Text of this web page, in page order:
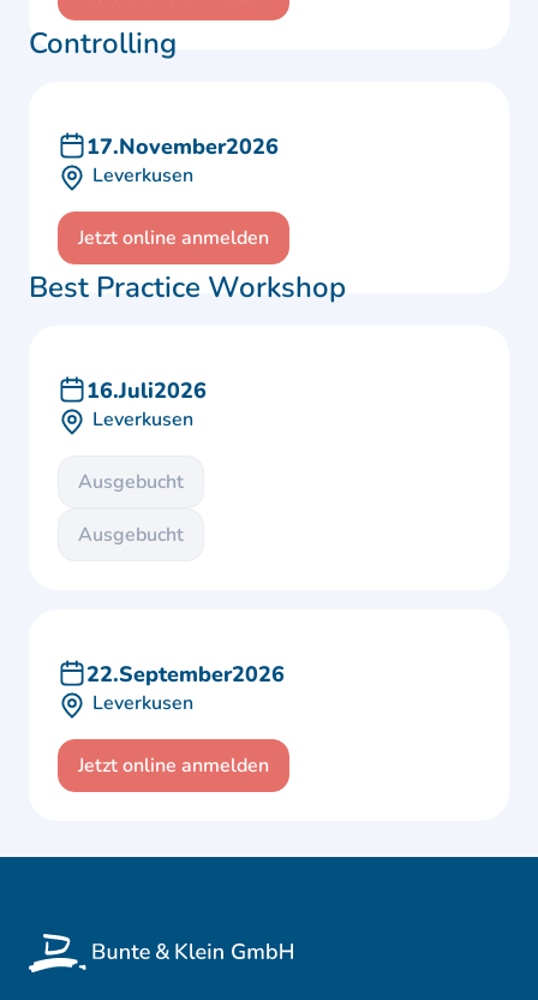
Controlling
17.November2026
Leverkusen
Jetzt online anmelden
Best Practice Workshop
16.Juli2026
Leverkusen
Ausgebucht
Ausgebucht
22.September2026
Leverkusen
Jetzt online anmelden